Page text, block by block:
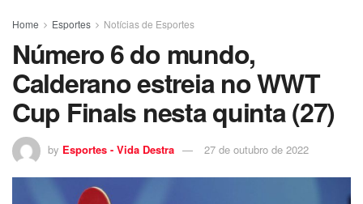
Home Esportes Notícias de Esportes
Número 6 do mundo,
Calderano estreia no WWT
Cup Finals nesta quinta (27)
by Esportes - Vida Destra 27 de outubro de 2022